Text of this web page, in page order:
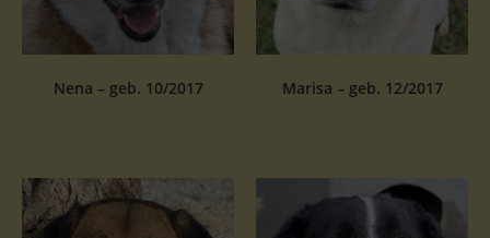
Nena – geb. 10/2017 Marisa – geb. 12/2017